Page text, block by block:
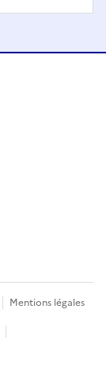
Mentions légales